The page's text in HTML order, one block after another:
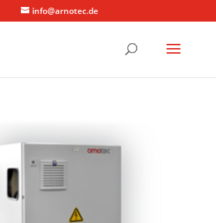
info@arnotec.de